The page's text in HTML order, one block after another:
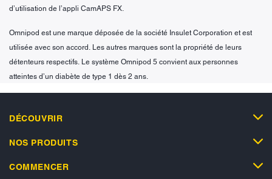
d’utilisation de l’appli CamAPS FX.
Omnipod est une marque déposée de la société Insulet Corporation et est
utilisée avec son accord. Les autres marques sont la propriété de leurs
détenteurs respectifs. Le système Omnipod 5 convient aux personnes
atteintes d’un diabète de type 1 dès 2 ans.
DÉCOUVRIR
NOS PRODUITS
COMMENCER